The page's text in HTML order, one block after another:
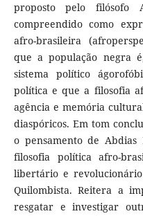
proposto pelo filósofo
compreendido como
afro-brasileira
que a população negra
sistema político
política e que a filosofia
agência e memória
diaspóricos. Em tom
o pensamento de Abdias
filosofia política afro-
libertário e
Quilombista. Reitera a
resgatar e investigar